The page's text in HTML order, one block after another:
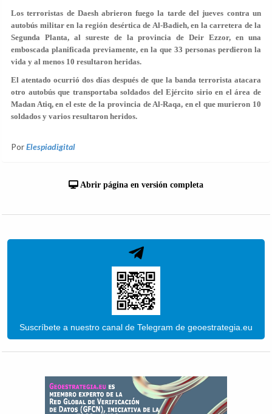
Los terroristas de Daesh abrieron fuego la tarde del jueves contra un
autobús militar en la región desértica de Al-Badieh, en la carretera de la
Segunda Planta, al sureste de la provincia de Deir Ezzor, en una
emboscada planificada previamente, en la que 33 personas perdieron la
vida y al menos 10 resultaron heridas.
El atentado ocurrió dos días después de que la banda terrorista atacara
otro autobús que transportaba soldados del Ejército sirio en el área de
Madan Atiq, en el este de la provincia de Al-Raqa, en el que murieron 10
soldados y varios resultaron heridos.
PorElespiadigital
Abrir página en versión completa
Suscríbete a nuestro canal de Telegram de geoestrategia.eu